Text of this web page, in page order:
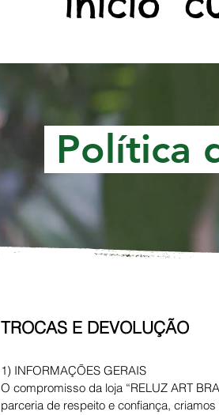
Política
TROCAS E DEVOLUÇÃO
1) INFORMAÇÕES GERAIS
O compromisso da loja “RELUZ ART
parceria de respeito e confiança,